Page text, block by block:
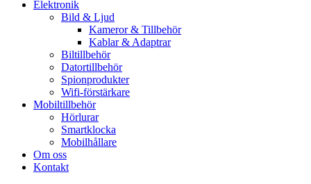
Elektronik
Bild & Ljud
Kameror & Tillbehör
Kablar & Adaptrar
Biltillbehör
Datortillbehör
Spionprodukter
Wifi-förstärkare
Mobiltillbehör
Hörlurar
Smartklocka
Mobilhållare
Om oss
Kontakt